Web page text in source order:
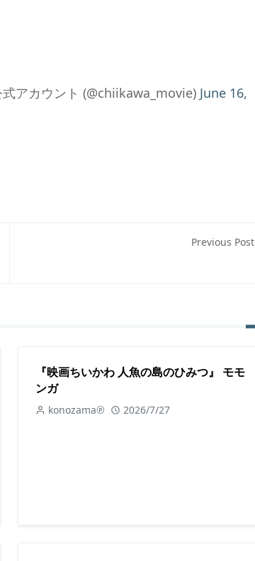
アカウント (@chiikawa_movie) June 16,
Previous Post
『映画ちいかわ 人魚の島のひみつ』 モモ
ンガ
konozama℗ 2026/7/27